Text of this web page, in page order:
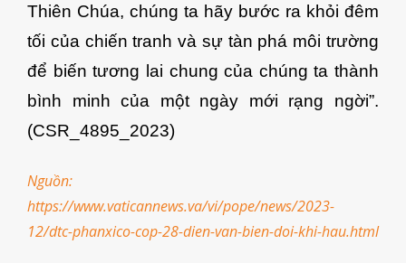
Thiên Chúa, chúng ta hãy bước ra khỏi đêm
tối của chiến tranh và sự tàn phá môi trường
để biến tương lai chung của chúng ta thành
bình minh của một ngày mới rạng ngời”.​
(CSR_4895_2023)
Nguồn:
https://www.vaticannews.va/vi/pope/news/2023-
12/dtc-phanxico-cop-28-dien-van-bien-doi-khi-hau.html